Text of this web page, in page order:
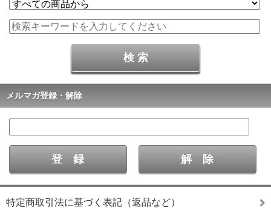
メルマガ登録・解除
特定商取引法に基づく表記（返品など）